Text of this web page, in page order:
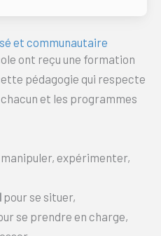
et communautaire
ont reçu une formation
pédagogie qui respecte
et les programmes
expérimenter,
pour se situer,
se prendre en charge,